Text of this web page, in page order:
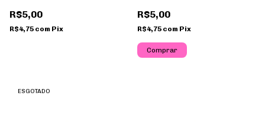
R$5,00
R$4,75 com Pix
R$5,00
R$4,75 com Pix
ESGOTADO